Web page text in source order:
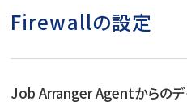
Firewallの設定
Job Arranger Agentからのデ